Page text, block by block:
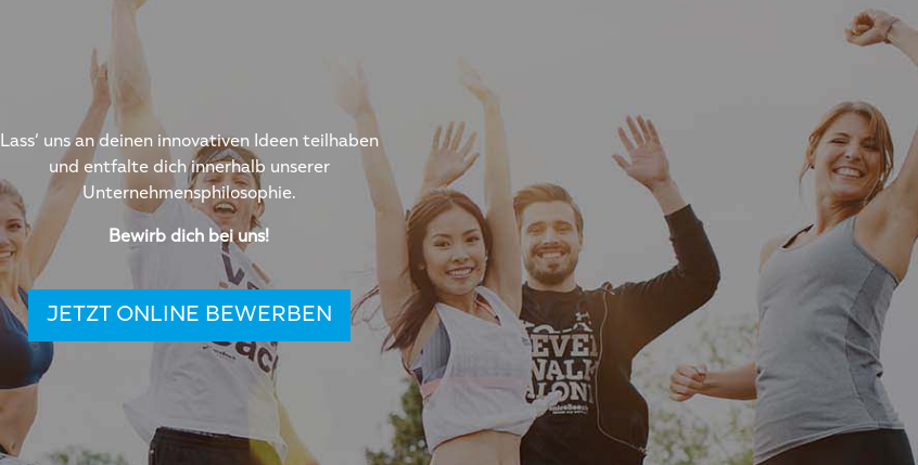
Lass‘ uns an deinen innovativen Ideen teilhaben
und entfalte dich innerhalb unserer
Unternehmensphilosophie.
Bewirb dich bei uns!
JETZT ONLINE BEWERBEN